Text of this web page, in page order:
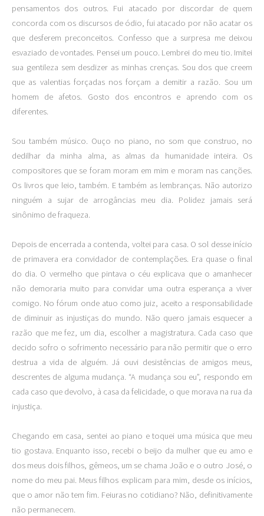
pensamentos dos outros. Fui atacado por discordar de quem
concorda com os discursos de ódio, fui atacado por não acatar os
que desferem preconceitos. Confesso que a surpresa me deixou
esvaziado de vontades. Pensei um pouco. Lembrei do meu tio. Imitei
sua gentileza sem desdizer as minhas crenças. Sou dos que creem
que as valentias forçadas nos forçam a demitir a razão. Sou um
homem de afetos. Gosto dos encontros e aprendo com os
diferentes.
Sou também músico. Ouço no piano, no som que construo, no
dedilhar da minha alma, as almas da humanidade inteira. Os
compositores que se foram moram em mim e moram nas canções.
Os livros que leio, também. E também as lembranças. Não autorizo
ninguém a sujar de arrogâncias meu dia. Polidez jamais será
sinônimo de fraqueza.
Depois de encerrada a contenda, voltei para casa. O sol desse início
de primavera era convidador de contemplações. Era quase o final
do dia. O vermelho que pintava o céu explicava que o amanhecer
não demoraria muito para convidar uma outra esperança a viver
comigo. No fórum onde atuo como juiz, aceito a responsabilidade
de diminuir as injustiças do mundo. Não quero jamais esquecer a
razão que me fez, um dia, escolher a magistratura. Cada caso que
decido sofro o sofrimento necessário para não permitir que o erro
destrua a vida de alguém. Já ouvi desistências de amigos meus,
descrentes de alguma mudança. “A mudança sou eu”, respondo em
cada caso que devolvo, à casa da felicidade, o que morava na rua da
injustiça.
Chegando em casa, sentei ao piano e toquei uma música que meu
tio gostava. Enquanto isso, recebi o beijo da mulher que eu amo e
dos meus dois filhos, gêmeos, um se chama João e o outro José, o
nome do meu pai. Meus filhos explicam para mim, desde os inícios,
que o amor não tem fim. Feiuras no cotidiano? Não, definitivamente
não permanecem.